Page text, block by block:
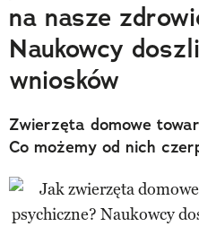
Polecane
na nasze
Naukowcy
wniosków
Zwierzęta domowe
Co możemy od nich